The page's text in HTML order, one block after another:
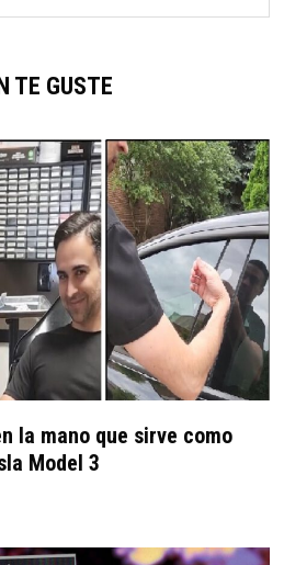
TE GUSTE
la mano que sirve como
Model 3